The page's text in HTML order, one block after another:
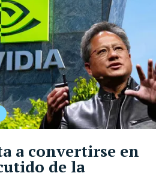
a convertirse en
de la